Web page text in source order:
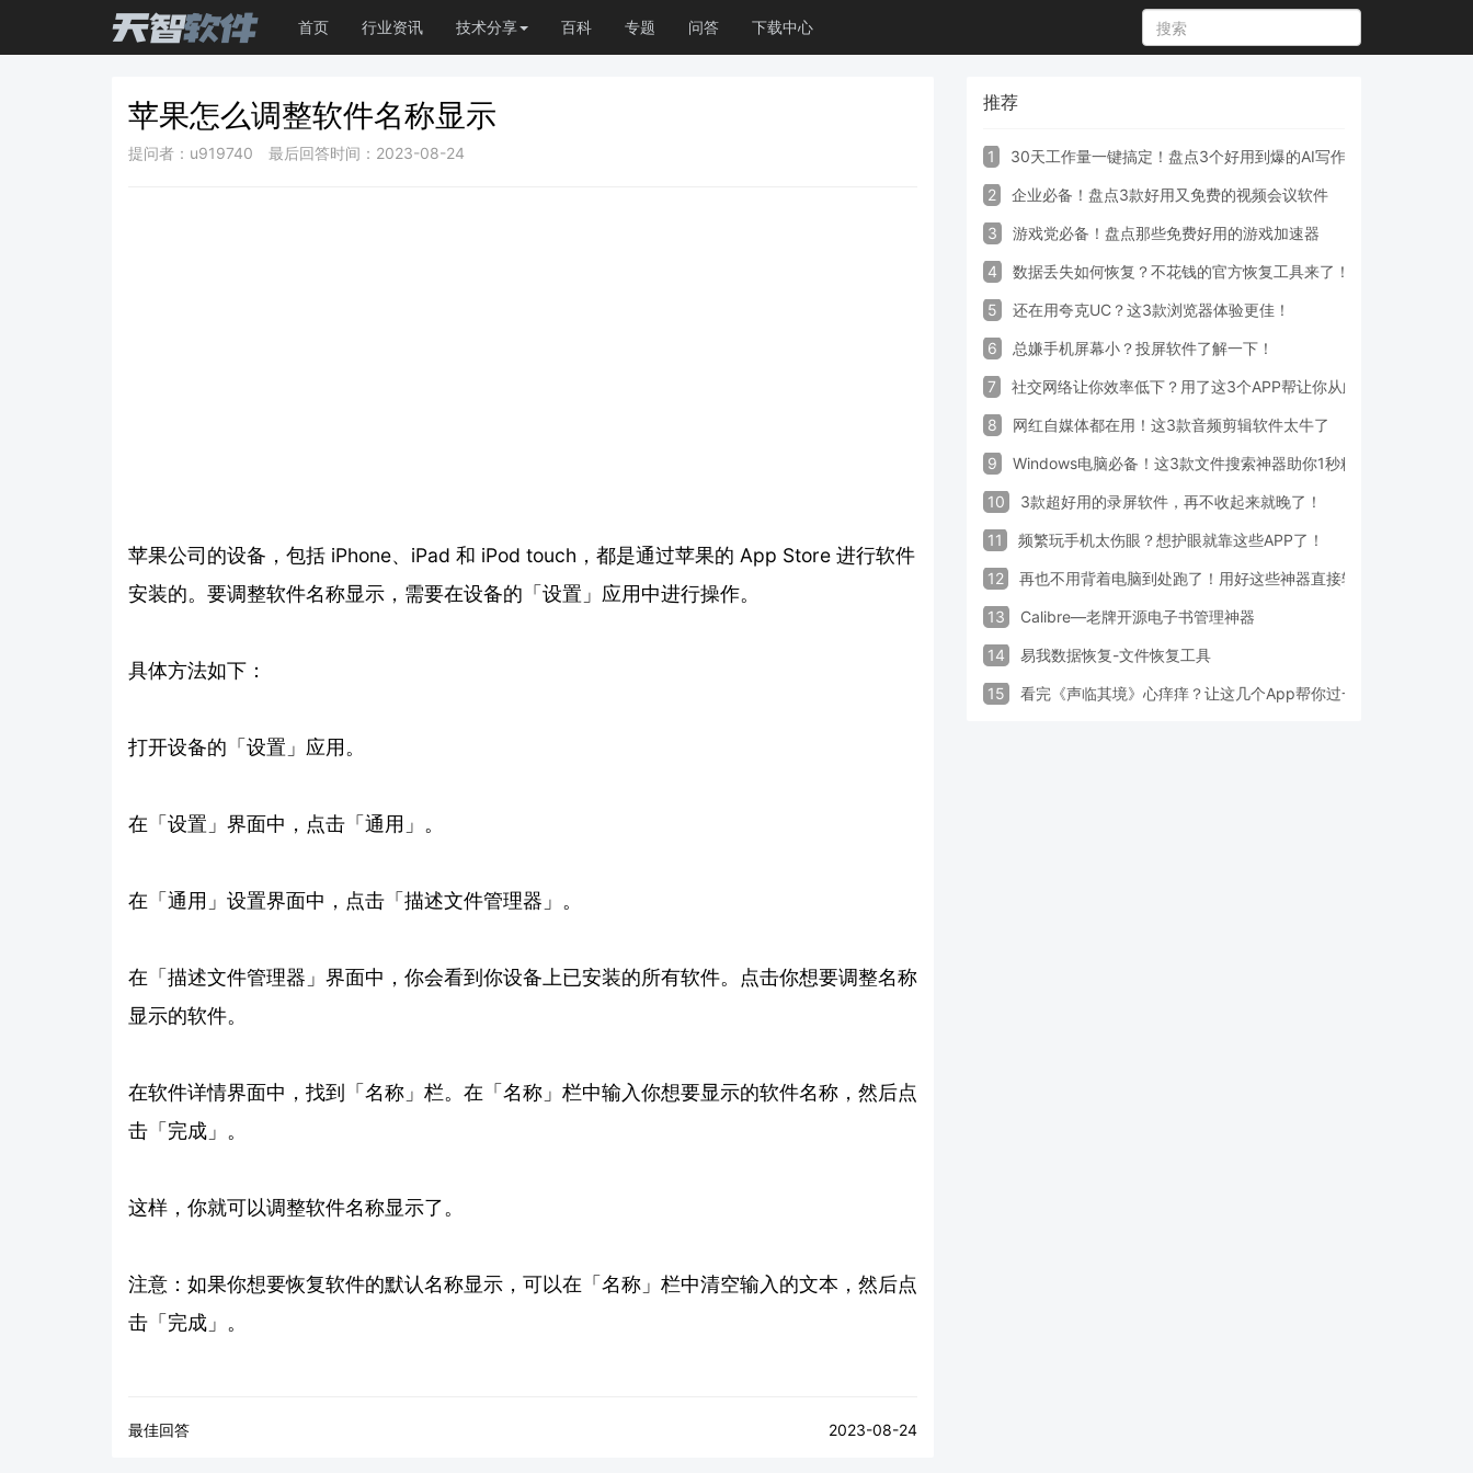
首页 行业资讯 技术分享 百科 专题 问答 下载中心
苹果怎么调整软件名称显示
提问者：u919740 最后回答时间：2023-08-24
苹果公司的设备，包括 iPhone、iPad 和 iPod touch，都是通过苹果的 App Store 进行软件
安装的。要调整软件名称显示，需要在设备的「设置」应用中进行操作。
具体方法如下：
打开设备的「设置」应用。
在「设置」界面中，点击「通用」。
在「通用」设置界面中，点击「描述文件管理器」。
在「描述文件管理器」界面中，你会看到你设备上已安装的所有软件。点击你想要调整名称
显示的软件。
在软件详情界面中，找到「名称」栏。在「名称」栏中输入你想要显示的软件名称，然后点
击「完成」。
这样，你就可以调整软件名称显示了。
注意：如果你想要恢复软件的默认名称显示，可以在「名称」栏中清空输入的文本，然后点
击「完成」。
最佳回答 2023-08-24
推荐
1 30天工作量一键搞定！盘点3个好用到爆的AI写作生成器工具
2 企业必备！盘点3款好用又免费的视频会议软件
3 游戏党必备！盘点那些免费好用的游戏加速器
4 数据丢失如何恢复？不花钱的官方恢复工具来了！
5 还在用夸克UC？这3款浏览器体验更佳！
6 总嫌手机屏幕小？投屏软件了解一下！
7 社交网络让你效率低下？用了这3个APP帮让你从此戒掉手机！
8 网红自媒体都在用！这3款音频剪辑软件太牛了
9 Windows电脑必备！这3款文件搜索神器助你1秒精准定位文件
10 3款超好用的录屏软件，再不收起来就晚了！
11 频繁玩手机太伤眼？想护眼就靠这些APP了！
12 再也不用背着电脑到处跑了！用好这些神器直接轻松办公
13 Calibre—老牌开源电子书管理神器
14 易我数据恢复-文件恢复工具
15 看完《声临其境》心痒痒？让这几个App帮你过一把配音瘾